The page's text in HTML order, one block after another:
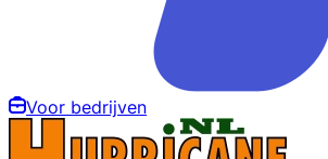
Voor bedrijven